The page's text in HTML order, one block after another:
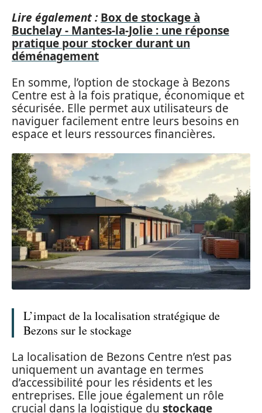
Lire également : Box de stockage à
Buchelay - Mantes-la-Jolie : une réponse
pratique pour stocker durant un
déménagement
En somme, l’option de stockage à Bezons
Centre est à la fois pratique, économique et
sécurisée. Elle permet aux utilisateurs de
naviguer facilement entre leurs besoins en
espace et leurs ressources financières.
L’impact de la localisation stratégique de
Bezons sur le stockage
La localisation de Bezons Centre n’est pas
uniquement un avantage en termes
d’accessibilité pour les résidents et les
entreprises. Elle joue également un rôle
crucial dans la logistique du stockage